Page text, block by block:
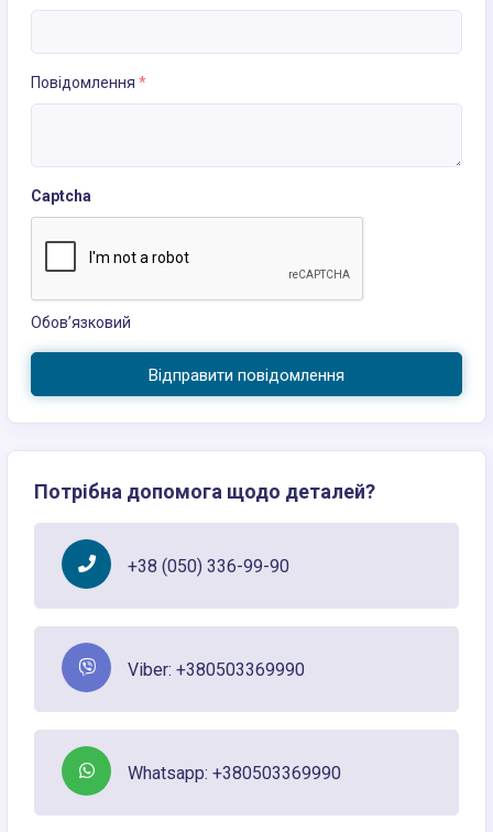
Повідомлення *
Captcha
Обов’язковий
Відправити повідомлення
Потрібна допомога щодо деталей?
+38 (050) 336-99-90
Viber: +380503369990
Whatsapp: +380503369990